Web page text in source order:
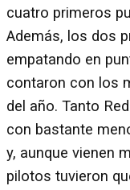
cuatro primeros
Además, los dos
empatando en
contaron con los
del año. Tanto
con bastante
y, aunque vienen
pilotos tuvieron